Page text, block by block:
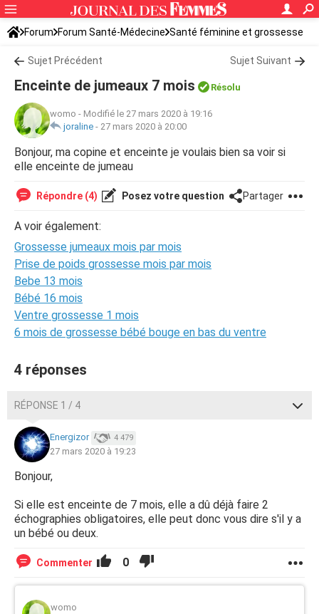
Forum Forum Santé-Médecine Santé féminine et grossesse
Sujet Précédent Sujet Suivant
Enceinte de jumeaux 7 mois Résolu
womo - Modifié le 27 mars 2020 à 19:16
joraline - 27 mars 2020 à 20:00
Bonjour, ma copine et enceinte je voulais bien sa voir si
elle enceinte de jumeau
Répondre (4) Posez votre question Partager
A voir également:
Grossesse jumeaux mois par mois
Prise de poids grossesse mois par mois
Bebe 13 mois
Bébé 16 mois
Ventre grossesse 1 mois
6 mois de grossesse bébé bouge en bas du ventre
4 réponses
RÉPONSE 1 / 4
Energizor 4 479
27 mars 2020 à 19:23
Bonjour,
Si elle est enceinte de 7 mois, elle a dû déjà faire 2
échographies obligatoires, elle peut donc vous dire s'il y a
un bébé ou deux.
Commenter 0
womo